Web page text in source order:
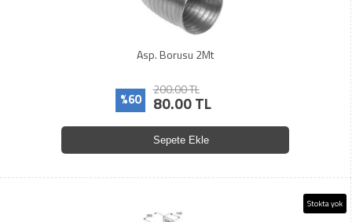
Asp. Borusu 2Mt
%60
200.00 TL
80.00 TL
Sepete Ekle
Stokta yok